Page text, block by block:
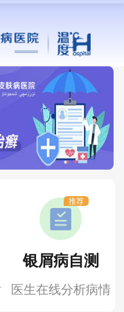
银屑病自测
医生在线分析病情
推荐